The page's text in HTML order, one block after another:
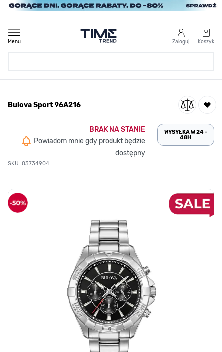
Przejdź do treści
Zaloguj Koszyk
Menu
/
Bulova Sport 96A216
Bulova Sport 96A216
BRAK NA STANIE
Powiadom mnie gdy produkt będzie
dostępny
SKU: 03734904
WYSYŁKA W 24 -
48H